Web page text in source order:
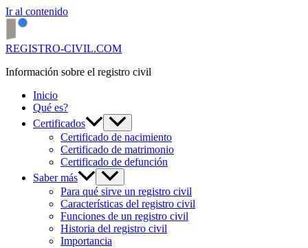
Ir al contenido
REGISTRO-CIVIL.COM
Información sobre el registro civil
Inicio
Qué es?
Certificados
Certificado de nacimiento
Certificado de matrimonio
Certificado de defunción
Saber más
Para qué sirve un registro civil
Características del registro civil
Funciones de un registro civil
Historia del registro civil
Importancia